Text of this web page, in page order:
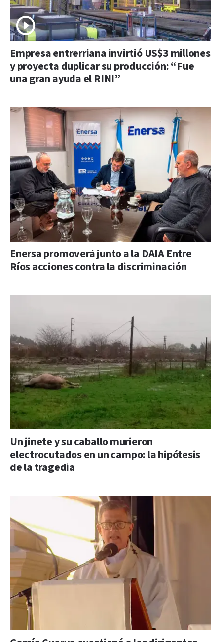
Empresa entrerriana invirtió US$3 millones
y proyecta duplicar su producción: “Fue
una gran ayuda el RINI”
Enersa promoverá junto a la DAIA Entre
Ríos acciones contra la discriminación
Un jinete y su caballo murieron
electrocutados en un campo: la hipótesis
de la tragedia